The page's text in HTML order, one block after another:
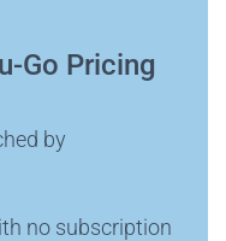
Go Pricing
by
no subscription